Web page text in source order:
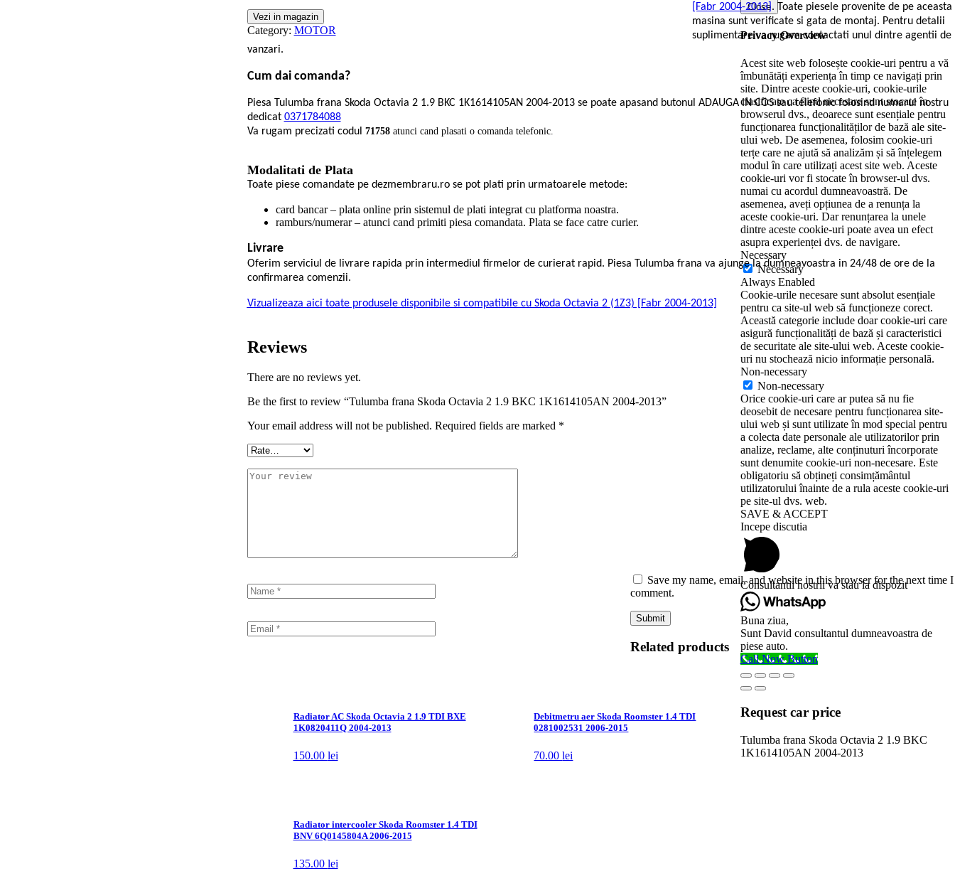
Vezi in magazin
Category: MOTOR
[Fabr 2004-2013]. Toate piesele provenite de pe aceasta
masina sunt verificate si gata de montaj. Pentru detalii
suplimentare va rugam contactati unul dintre agentii de
vanzari.
Cum dai comanda?
Piesa Tulumba frana Skoda Octavia 2 1.9 BKC 1K1614105AN 2004-2013 se poate apasand butonul ADAUGA IN COS sau telefonic folosind numarul nostru
dedicat 0371784088
Va rugam precizati codul 71758 atunci cand plasati o comanda telefonic.
Modalitati de Plata
Toate piese comandate pe dezmembraru.ro se pot plati prin urmatoarele metode:
card bancar – plata online prin sistemul de plati integrat cu platforma noastra.
ramburs/numerar – atunci cand primiti piesa comandata. Plata se face catre curier.
Livrare
Oferim serviciul de livrare rapida prin intermediul firmelor de curierat rapid. Piesa Tulumba frana va ajunge la dumneavoastra in 24/48 de ore de la
confirmarea comenzii.
Vizualizeaza aici toate produsele disponibile si compatibile cu Skoda Octavia 2 (1Z3) [Fabr 2004-2013]
Reviews
There are no reviews yet.
Be the first to review “Tulumba frana Skoda Octavia 2 1.9 BKC 1K1614105AN 2004-2013”
Your email address will not be published. Required fields are marked *
Save my name, email, and website in this browser for the next time I
comment.
Related products
Radiator AC Skoda Octavia 2 1.9 TDI BXE
1K0820411Q 2004-2013
150.00 lei
Debitmetru aer Skoda Roomster 1.4 TDI
0281002531 2006-2015
70.00lei
Radiator intercooler Skoda Roomster 1.4 TDI
BNV 6Q0145804A 2006-2015
135.00 lei
Close
Privacy Overview
Acest site web folosește cookie-uri pentru a vă
îmbunătăți experiența în timp ce navigați prin
site. Dintre aceste cookie-uri, cookie-urile
clasificate ca fiind necesare sunt stocate în
browserul dvs., deoarece sunt esențiale pentru
funcționarea funcționalităților de bază ale site-
ului web. De asemenea, folosim cookie-uri
terțe care ne ajută să analizăm și să înțelegem
modul în care utilizați acest site web. Aceste
cookie-uri vor fi stocate în browser-ul dvs.
numai cu acordul dumneavoastră. De
asemenea, aveți opțiunea de a renunța la
aceste cookie-uri. Dar renunțarea la unele
dintre aceste cookie-uri poate avea un efect
asupra experienței dvs. de navigare.
Necessary
Necessary
Always Enabled
Cookie-urile necesare sunt absolut esențiale
pentru ca site-ul web să funcționeze corect.
Această categorie include doar cookie-uri care
asigură funcționalități de bază și caracteristici
de securitate ale site-ului web. Aceste cookie-
uri nu stochează nicio informație personală.
Non-necessary
Non-necessary
Orice cookie-uri care ar putea să nu fie
deosebit de necesare pentru funcționarea site-
ului web și sunt utilizate în mod special pentru
a colecta date personale ale utilizatorilor prin
analize, reclame, alte conținuturi încorporate
sunt denumite cookie-uri non-necesare. Este
obligatoriu să obțineți consimțământul
utilizatorului înainte de a rula aceste cookie-uri
pe site-ul dvs. web.
SAVE & ACCEPT
Incepe discutia
Consultantii nostrii va stau la dispozit
Buna ziua,
Sunt David consultantul dumneavoastra de
piese auto.
Call Now Button
Request car price
Tulumba frana Skoda Octavia 2 1.9 BKC
1K1614105AN 2004-2013